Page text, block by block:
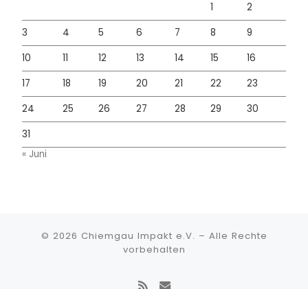
1
2
3
4 5 6 7 8
9
10
11 12 13 14 15
16
17
18 19 20 21 22
23
24
25 26 27 28 29
30
31
« Juni
© 2026 Chiemgau Impakt e.V. – Alle Rechte
vorbehalten